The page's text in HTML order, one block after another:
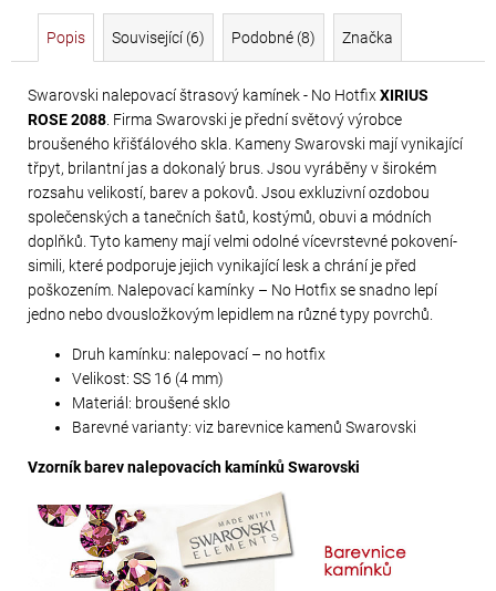
Popis Související (6) Podobné (8) Značka
Swarovski nalepovací štrasový kamínek - No HotfixXIRIUS
ROSE 2088 . Firma Swarovski je přední světový výrobce
broušeného křišťálového skla. Kameny Swarovski mají vynikající
třpyt, brilantní jas a dokonalý brus. Jsou vyráběny v širokém
rozsahu velikostí, barev a pokovů. Jsou exkluzivní ozdobou
společenských a tanečních šatů, kostýmů, obuvi a módních
doplňků. Tyto kameny mají velmi odolné vícevrstevné pokovení-
simili, které podporuje jejich vynikající lesk a chrání je před
poškozením. Nalepovací kamínky – No Hotfix se snadno lepí
jedno nebo dvousložkovým lepidlem na různé typy povrchů.
Druh kamínku: nalepovací – no hotfix
Velikost: SS 16 (4 mm)
Materiál: broušené sklo
Barevné varianty: viz barevnice kamenů Swarovski
Vzorník barev nalepovacích kamínků Swarovski
CRYSTAL
69
Kč